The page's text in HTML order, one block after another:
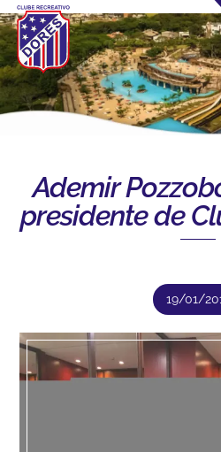
Ademir
presidente de
19/01/